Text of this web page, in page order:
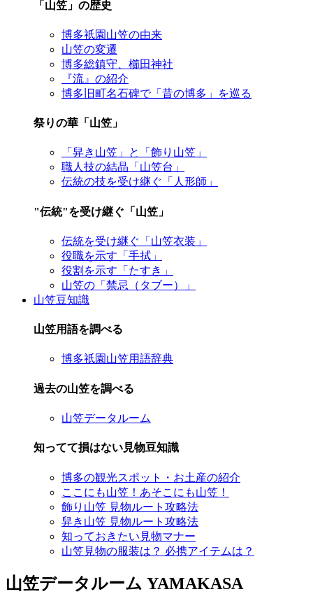
「山笠」の歴史
博多祇園山笠の由来
山笠の変遷
博多総鎮守、櫛田神社
『流』の紹介
博多旧町名石碑で「昔の博多」を巡る
祭りの華「山笠」
「舁き山笠」と「飾り山笠」
職人技の結晶「山笠台」
伝統の技を受け継ぐ「人形師」
"伝統"を受け継ぐ「山笠」
伝統を受け継ぐ「山笠衣装」
役職を示す「手拭」
役割を示す「たすき」
山笠の「禁忌（タブー）」
山笠豆知識
山笠用語を調べる
博多祇園山笠用語辞典
過去の山笠を調べる
山笠データルーム
知ってて損はない見物豆知識
博多の観光スポット・お土産の紹介
ここにも山笠！あそこにも山笠！
飾り山笠 見物ルート攻略法
舁き山笠 見物ルート攻略法
知っておきたい見物マナー
山笠見物の服装は？ 必携アイテムは？
山笠データルーム YAMAKASA